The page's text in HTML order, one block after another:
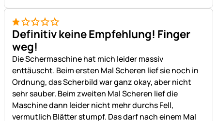
1 von 5
Definitiv keine Empfehlung! Finger
weg!
Die Schermaschine hat mich leider massiv
enttäuscht. Beim ersten Mal Scheren lief sie noch in
Ordnung, das Scherbild war ganz okay, aber nicht
sehr sauber. Beim zweiten Mal Scheren lief die
Maschine dann leider nicht mehr durchs Fell,
vermutlich Blätter stumpf. Das darf nach einem Mal